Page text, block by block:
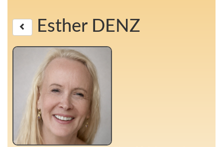
Esther DENZ